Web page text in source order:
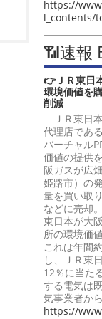
https://
l_contents/
📶速報
👉ＪＲ東日
環境価値を
削減
ＪＲ東日
代理店であ
バーチャル
価値の提供
阪ガスが広
姫路市）の
量を買い取
などに売却
東日本が大
所の環境価
これは年間
し、ＪＲ東
12％に当た
する電気は
気事業者か
https://